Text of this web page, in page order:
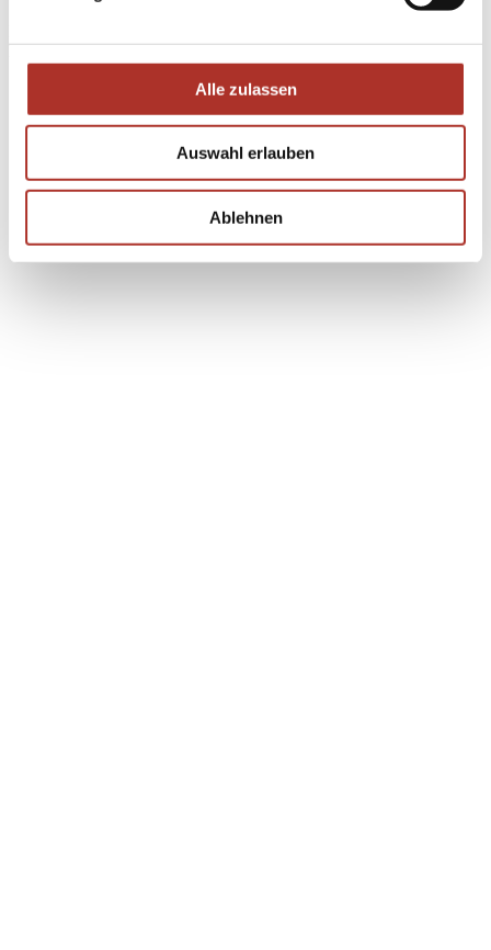
Alle zulassen
Auswahl erlauben
Ablehnen
heruntergeladen werden